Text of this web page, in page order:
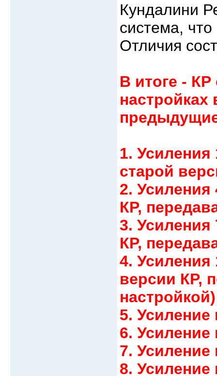
Кундалини
система,
Отличия
В итоге -
настройках
1. Усиления
старой
2. Усиления
КР,
3. Усиления
КР,
4. Усиления
версии КР,
настройкой)
5. Усиление
6. Усиление
7. Усиление
8. Усиление